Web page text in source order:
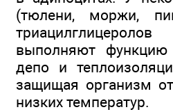
(тюлени, моржи,
выполняют функцию
депо и
защищая организм
низких температур.